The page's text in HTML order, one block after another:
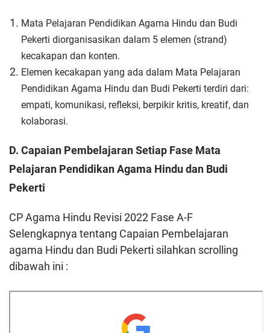
Mata Pelajaran Pendidikan Agama Hindu dan Budi
Pekerti diorganisasikan dalam 5 elemen (strand)
kecakapan dan konten.
Elemen kecakapan yang ada dalam Mata Pelajaran
Pendidikan Agama Hindu dan Budi Pekerti terdiri dari:
empati, komunikasi, refleksi, berpikir kritis, kreatif, dan
kolaborasi.
D. Capaian Pembelajaran Setiap Fase Mata
Pelajaran Pendidikan Agama Hindu dan Budi
Pekerti
CP Agama Hindu Revisi 2022 Fase A-F
Selengkapnya tentang Capaian Pembelajaran
agama Hindu dan Budi Pekerti silahkan scrolling
dibawah ini :